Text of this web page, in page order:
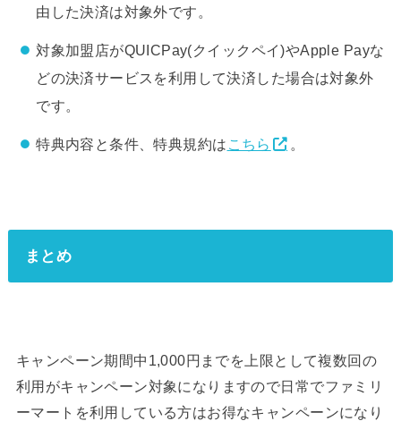
由した決済は対象外です。
対象加盟店がQUICPay(クイックペイ)やApple Payな
どの決済サービスを利用して決済した場合は対象外
です。
特典内容と条件、特典規約は こちら
まとめ
キャンペーン期間中1,000円までを上限として複数回の
利用がキャンペーン対象になりますので日常でファミリ
ーマートを利用している方はお得なキャンペーンになり